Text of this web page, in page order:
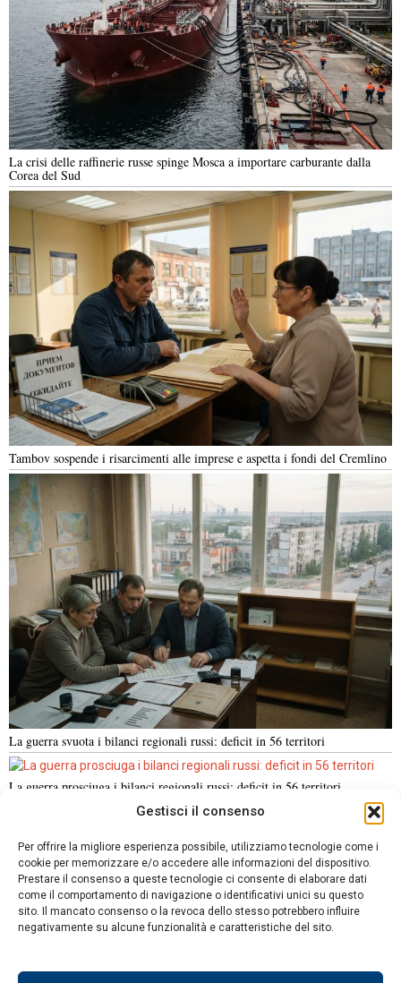
Gestisci il consenso
Per offrire la migliore esperienza possibile, utilizziamo tecnologie come i
cookie per memorizzare e/o accedere alle informazioni del dispositivo.
Prestare il consenso a queste tecnologie ci consente di elaborare dati
come il comportamento di navigazione o identificativi unici su questo
sito. Il mancato consenso o la revoca dello stesso potrebbero influire
negativamente su alcune funzionalità e caratteristiche del sito.
La crisi delle raffinerie russe spinge Mosca a importare carburante dalla
Corea del Sud
Tambov sospende i risarcimenti alle imprese e aspetta i fondi del Cremlino
La guerra svuota i bilanci regionali russi: deficit in 56 territori
La guerra prosciuga i bilanci regionali russi: deficit in 56 territori
ANALISI E OPINIONI
SPORT CULTURA VIAGGI
Contatti
Informativa sulla privacy
DA NON PERDERE
bilanci stradali i costi della